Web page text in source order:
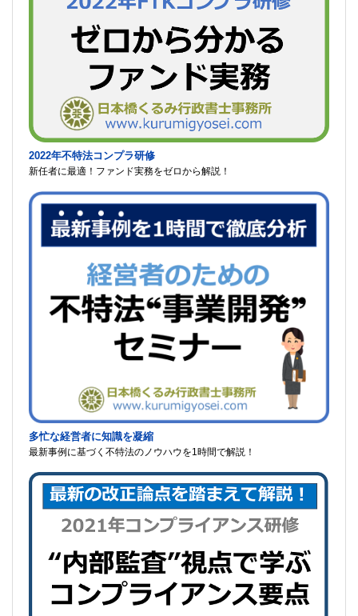
2022年不特法コンプラ研修
新任者に最適！ファンド実務をゼロから解説！
多忙な経営者に知識を凝縮
最新事例に基づく不特法のノウハウを1時間で解説！